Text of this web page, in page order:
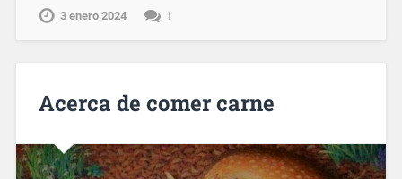
3 enero 2024 1
Acerca de comer carne